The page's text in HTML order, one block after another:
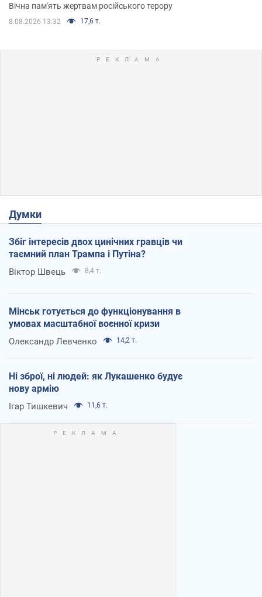
Вічна пам'ять жертвам російського терору
8.08.2026 13:32 17,6 т.
Думки
Збіг інтересів двох цинічних гравців чи
таємний план Трампа і Путіна?
Віктор Швець 8,4 т.
Мінськ готується до функціонування в
умовах масштабної воєнної кризи
Олександр Левченко 14,2 т.
Ні зброї, ні людей: як Лукашенко будує
нову армію
Ігар Тишкевич 11,6 т.